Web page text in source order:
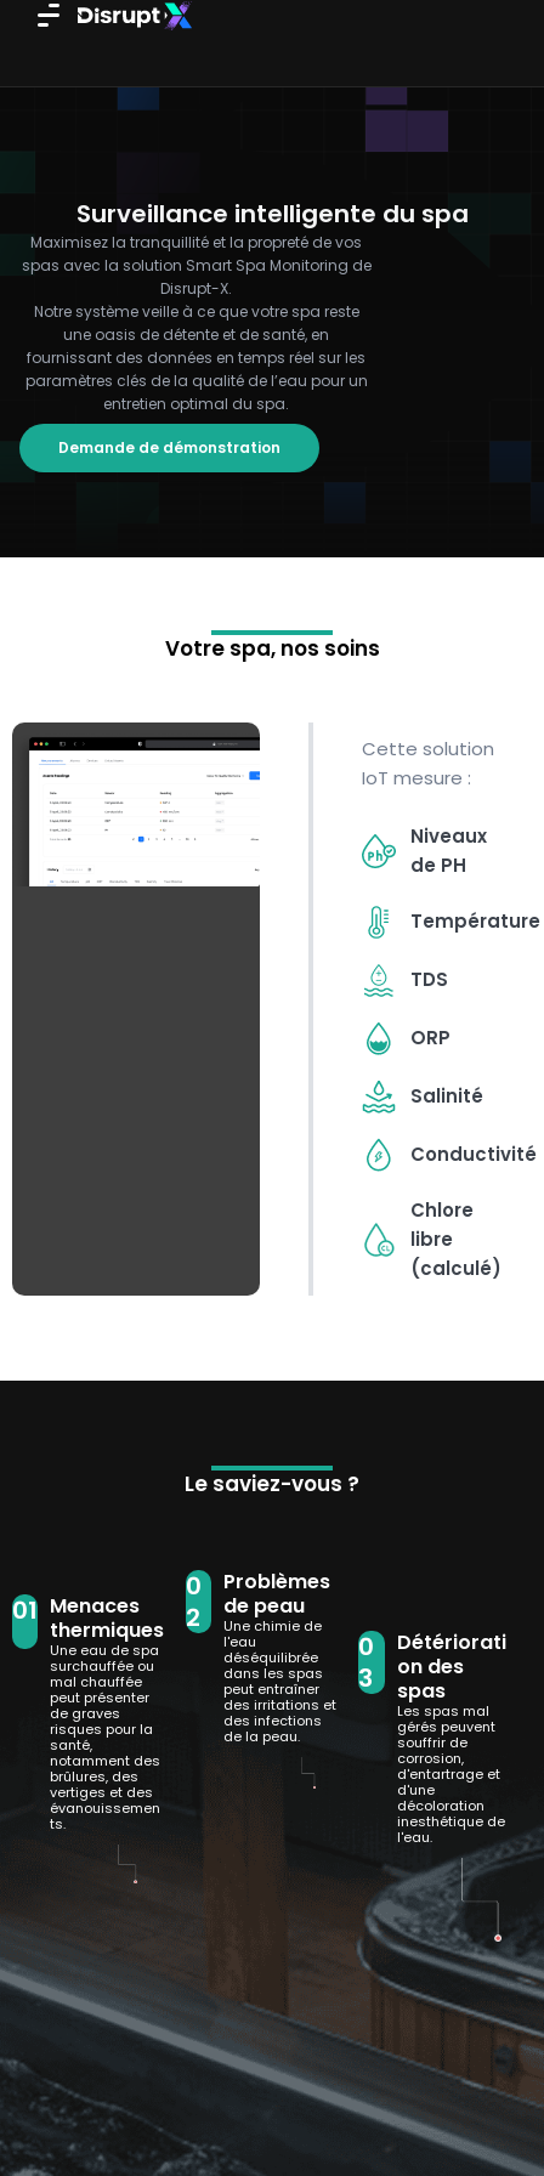
Surveillance intelligente du spa
Maximisez la tranquillité et la propreté de vos
spas avec la solution Smart Spa Monitoring de
Disrupt-X.
Notre système veille à ce que votre spa reste
une oasis de détente et de santé, en
fournissant des données en temps réel sur les
paramètres clés de la qualité de l’eau pour un
entretien optimal du spa.
Demande de démonstration
Votre spa, nos soins
Cette solution
IoT mesure :
Niveaux
de PH
Température
TDS
ORP
Salinité
Conductivité
Chlore
libre
(calculé)
Le saviez-vous ?
01 Menaces
thermiques
Une eau de spa
surchauffée ou
mal chauffée
peut présenter
de graves
risques pour la
santé,
notamment des
brûlures, des
vertiges et des
évanouissemen
ts.
0
2
Problèmes
de peau
Une chimie de
l'eau
déséquilibrée
dans les spas
peut entraîner
des irritations et
des infections
de la peau.
0
3
Détériorati
on des
spas
Les spas mal
gérés peuvent
souffrir de
corrosion,
d'entartrage et
d'une
décoloration
inesthétique de
l'eau.